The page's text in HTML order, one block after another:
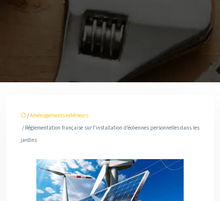
/Aménagements extérieurs
/ Réglementation française sur l’installation d’éoliennes personnelles dans les
jardins